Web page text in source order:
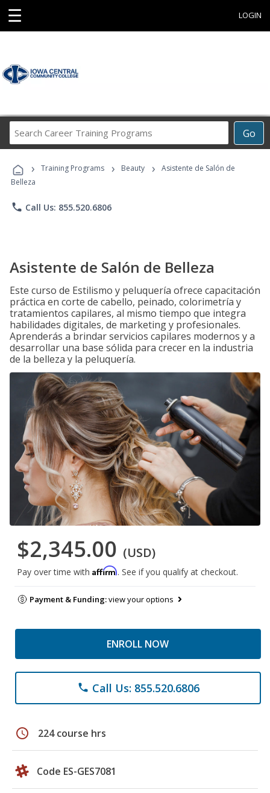
☰ LOGIN
Go
Career
Programs
› Training Programs › Beauty ›
Asistente de Salón de
Belleza
phone Call Us: 855.520.6806
Asistente de Salón de Belleza
Este curso de Estilismo y peluquería ofrece capacitación
práctica en corte de cabello, peinado, colorimetría y
tratamientos capilares, al mismo tiempo que integra
habilidades digitales, de marketing y profesionales.
Aprenderás a brindar servicios capilares modernos y a
desarrollar una base sólida para crecer en la industria
de la belleza y la peluquería.
$2,345.00 (USD)
Pay over time with Affirm. See if you qualify at checkout.
Payment & Funding:view your options
ENROLL NOW
phone Call Us: 855.520.6806
schedule 224 course hrs
Code ES-GES7081